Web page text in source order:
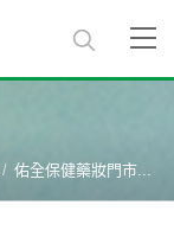
佑全保健藥妝門市...